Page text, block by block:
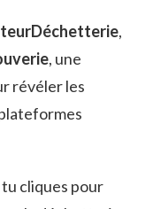
,
, une
révéler les
cliques pour